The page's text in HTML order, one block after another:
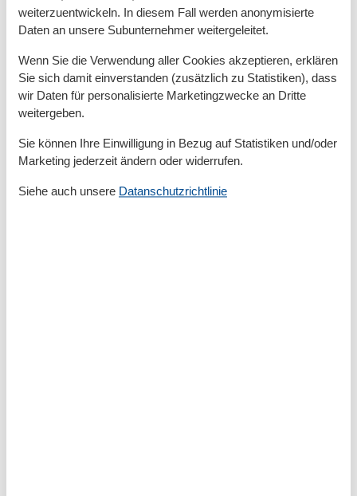
Küche
Kühlschrank
Teller
Toaster
Wasserkocher
Unterkunft
Anzahl der Fernseher
1
Balkon
Bettwäsche
weiterzuentwickeln. In diesem Fall werden anonymisierte
Daten an unsere Subunternehmer weitergeleitet.
Wenn Sie die Verwendung aller Cookies akzeptieren, erklären
Sie sich damit einverstanden (zusätzlich zu Statistiken), dass
wir Daten für personalisierte Marketingzwecke an Dritte
weitergeben.
Sie können Ihre Einwilligung in Bezug auf Statistiken und/oder
Marketing jederzeit ändern oder widerrufen.
Siehe auch unsere Datanschutzrichtlinie